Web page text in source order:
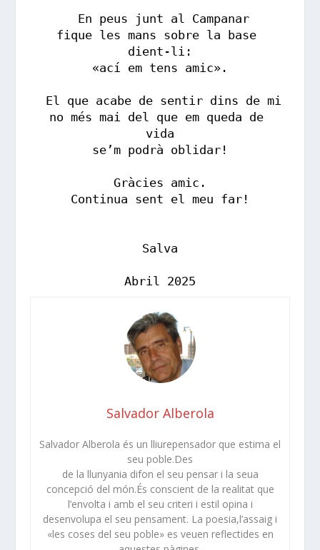
En peus junt al Campanar
fique les mans sobre la base
dient-li:
«ací em tens amic».
El que acabe de sentir dins de mi
no més mai del que em queda de
vida
se’m podrà oblidar!
Gràcies amic.
Continua sent el meu far!
Salva
Abril 2025
Salvador Alberola
Salvador Alberola és un lliurepensador que estima el
seu poble.Des
de la llunyania difon el seu pensar i la seua
concepció del món.És conscient de la realitat que
l’envolta i amb el seu criteri i estil opina i
desenvolupa el seu pensament. La poesia,l’assaig i
«les coses del seu poble» es veuen reflectides en